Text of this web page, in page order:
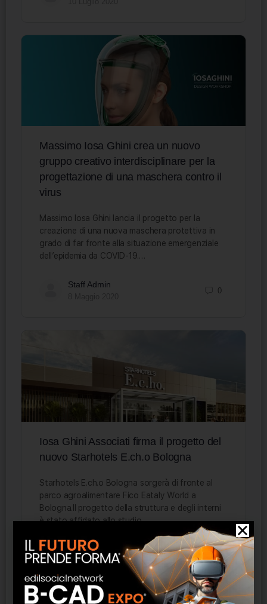
Massimo Iosa Ghini crea un nuovo
gruppo creativo interdisciplinare per la
progettazione di una maschera contro il
virus
Massimo Iosa Ghini lancia il progetto per la
creazione di una nuova maschera protettiva in
grado di far fronte alla situazione emergenziale
dell’epidemia da COVID-19.…
Staff Admin
0
Iosa Ghini Associati firma il progetto del
nuovo Starhotels E.ch.o Bologna
Starhotels E.ch.o Bologna sorgerà di fronte al
parco agroalimentare Fico Eataly World a
Bologna.Il progetto della struttura e degli interni
è stato affidato allo studio…
Staff Admin
6 Dicembre 2019
0